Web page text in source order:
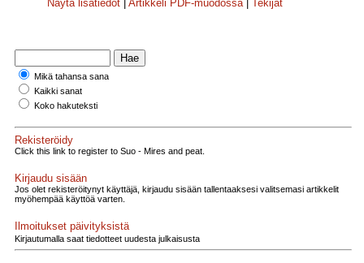
Näytä lisätiedot
Artikkeli PDF-muodossa| Tekijät
Mikä tahansa sana
Kaikki sanat
Koko hakuteksti
Rekisteröidy
Click this link to register to Suo - Mires and peat.
Kirjaudu sisään
Jos olet rekisteröitynyt käyttäjä, kirjaudu sisään tallentaaksesi valitsemasi artikkelit
myöhempää käyttöä varten.
Ilmoitukset päivityksistä
Kirjautumalla saat tiedotteet uudesta julkaisusta